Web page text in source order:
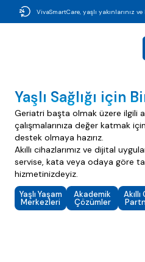
VivaSmartCare, yaşlı yakınlarınız
Yaşlı Sağlığı için
Geriatri başta olmak üzere ilgili
çalışmalarınıza değer katmak
destek olmaya hazırız.
Akıllı cihazlarımız ve dijital
servise, kata veya odaya göre
hizmetinizdeyiz.
Yaşlı Yaşam
Merkezleri
Akademik
Çözümler